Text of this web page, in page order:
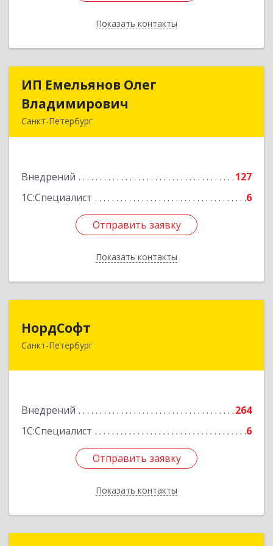
Показать контакты
Назад
ИП Емельянов Олег
Владимирович
Санкт-Петербург
Внедрений
127
1С:Специалист
6
Отправить заявку
Показать контакты
ИП Емельянов Олег
Подробнее
Отправить заявку
Назад
НордСофт
Санкт-Петербург
Внедрений
264
1С:Специалист
6
Отправить заявку
Показать контакты
193168, Санкт-Петербург г, Искровский пр-кт,
Отправить заявку
Назад